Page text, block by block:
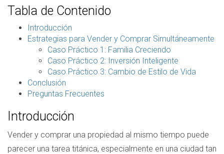
Tabla de Contenido
Introducción
Estrategias para Vender y Comprar Simultáneamente
Caso Práctico 1: Familia Creciendo
Caso Práctico 2: Inversión Inteligente
Caso Práctico 3: Cambio de Estilo de Vida
Conclusión
Preguntas Frecuentes
Introducción
Vender y comprar una propiedad al mismo tiempo puede
parecer una tarea titánica, especialmente en una ciudad tan